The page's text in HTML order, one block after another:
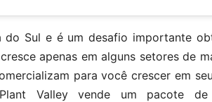
Sul e é um desafio importante
apenas em alguns setores de
para você crescer em
Valley vende um pacote de